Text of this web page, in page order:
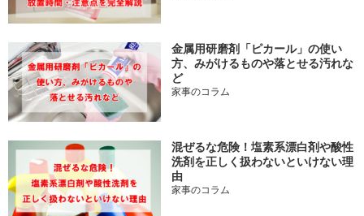
金属用研磨剤「ピカール」の使い
方、みがけるものや落とせる汚れな
ど
家事のコラム
混ぜるな危険！塩素系漂白剤や酸性
洗剤を正しく扱わないといけない理
由
家事のコラム